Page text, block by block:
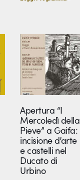
Apertura “I
Mercoledì della
Pieve” a Gaifa:
incisione d’arte
e castelli nel
Ducato di
Urbino